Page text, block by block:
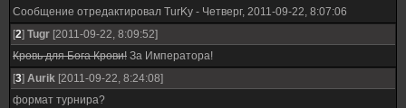
Сообщение отредактировал TurKy - Четверг, 2011-09-22, 8:07:06
[2] Tugr [2011-09-22, 8:09:52]
Кровь для Бога Крови! За Императора!
[3] Aurik [2011-09-22, 8:24:08]
формат турнира?